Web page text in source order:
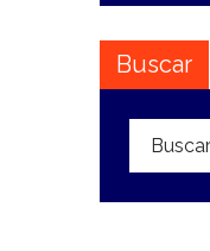
Buscar
Buscar: